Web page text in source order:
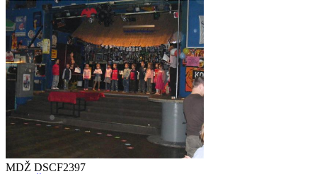
MDŽ DSCF2397